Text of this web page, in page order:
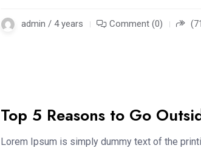
admin / 4 years Comment (0)
Top 5 Reasons to Go
Lorem Ipsum is simply dummy text of the